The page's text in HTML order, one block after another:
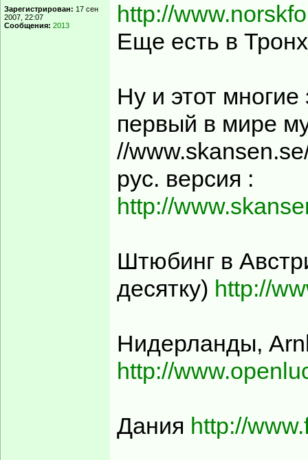
Зарегистрирован: 17 сен
2007, 22:07
Сообщения: 2013
http://
Еще есть в
Ну и этот
первый в мире
//
рус. версия :
http://
Штюбинг в
десятку) http://
Нидерланды,
http://
Дания http://